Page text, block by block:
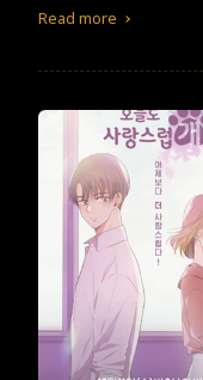
型。而除了最正統的青
課》，由王麗文執導
劇中描述國文老師陳
的資優生張一翔(陳昊
兩人也迅速萌生曖昧
為禁忌，除了年齡上
等的權利關係，在相
容易掀起議論，引發令
Read more